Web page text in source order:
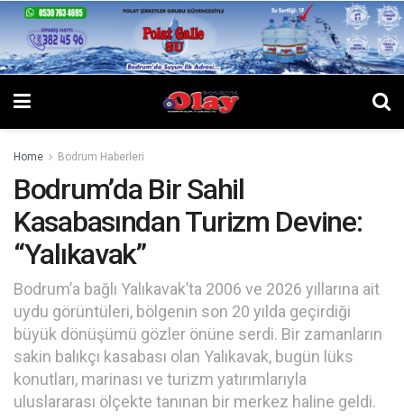
Home Bodrum Haberleri
Bodrum’da Bir Sahil
Kasabasından Turizm Devine:
“Yalıkavak”
Bodrum’a bağlı Yalıkavak’ta 2006 ve 2026 yıllarına ait
uydu görüntüleri, bölgenin son 20 yılda geçirdiği
büyük dönüşümü gözler önüne serdi. Bir zamanların
sakin balıkçı kasabası olan Yalıkavak, bugün lüks
konutları, marinası ve turizm yatırımlarıyla
uluslararası ölçekte tanınan bir merkez haline geldi.